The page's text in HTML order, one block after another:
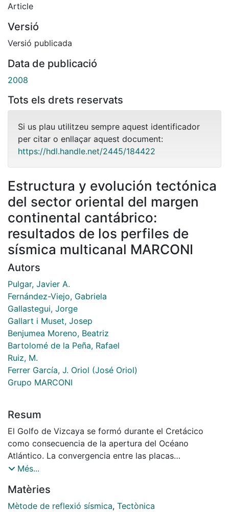
Article
Versió
Versió publicada
Data de publicació
2008
Tots els drets reservats
Si us plau utilitzeu sempre aquest identificador
per citar o enllaçar aquest document:
https://hdl.handle.net/2445/184422
Estructura y evolución tectónica
del sector oriental del margen
continental cantábrico:
resultados de los perfiles de
sísmica multicanal MARCONI
Autors
Pulgar, Javier A.
Fernández-Viejo, Gabriela
Gallastegui, Jorge
Gallart i Muset, Josep
Benjumea Moreno, Beatriz
Bartolomé de la Peña, Rafael
Ruiz, M.
Ferrer García, J. Oriol (José Oriol)
Grupo MARCONI
Resum
El Golfo de Vizcaya se formó durante el Cretácico
como consecuencia de la apertura del Océano
Atlántico. La convergencia entre las placas
Euroasiática e Ibérica durante el Cenozoico dio lugar
y al cierre parcial del Golfo de Vizcaya. La mayor
parte de esta deformación tiene lugar en el margen
Més...
Matèries
Mètode de reflexió sísmica, Tectònica